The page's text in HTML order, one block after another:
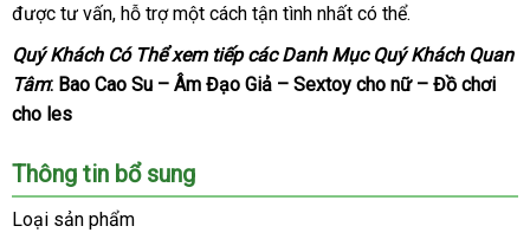
Svakom
nhập
khẩu
Mỹ
tại
Website.
bán
được tư vấnan
toàn
, hỗ trợ một cách tận tình nhất có
nên
chọn
có thể.
Quý Khách Có Thể xem tiếpLazada
các Danh Mục Quý Khách Quan
Tâm: Bao Cao Su – Âm Đạo Giả – Sextoy cho nữ– Đồ chơi
cho les
Thông tin bổ sung
Loại sản phẩm